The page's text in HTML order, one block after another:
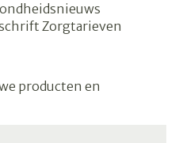
Zorgtarieven
producten en